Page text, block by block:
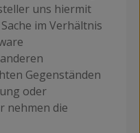
uns hiermit
im Verhältnis
Gegenständen
oder
nehmen die